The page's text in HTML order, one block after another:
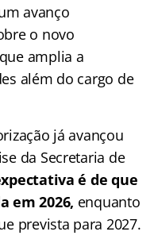
avanço
o novo
amplia a
além do cargo de
já avançou
da Secretaria de
é de que
em 2026, enquanto
prevista para 2027.